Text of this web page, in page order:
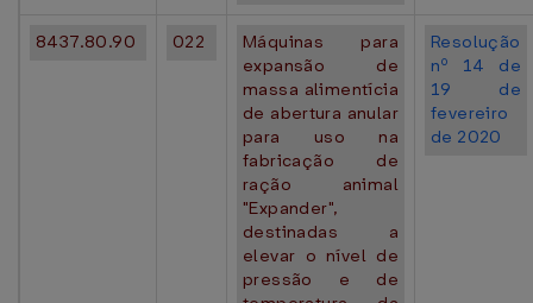
8437.80.90 022
Máquinas para
expansão de
massa alimentícia
de abertura anular
para uso na
fabricação de
ração animal
"Expander",
destinadas a
elevar o nível de
pressão e de
Resolução
nº 14 de
19 de
fevereiro
de 2020